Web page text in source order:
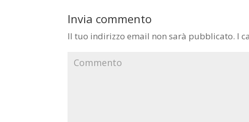
Invia commento
Il tuo indirizzo email non sarà pubblicato. I